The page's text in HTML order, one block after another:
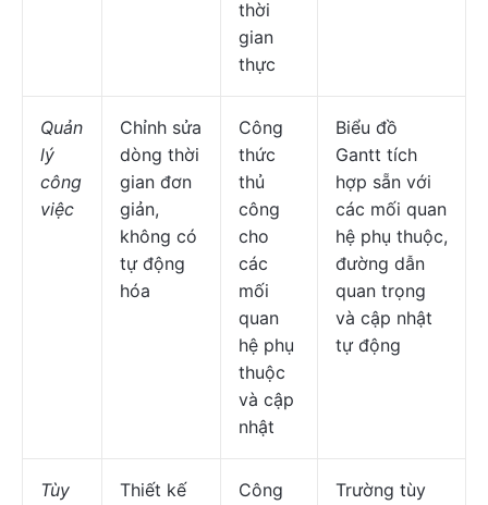
thời
gian
thực
Quản
lý
công
việc
Chỉnh sửa
dòng thời
gian đơn
giản,
không có
tự động
hóa
Công
thức
thủ
công
cho
các
mối
quan
hệ phụ
thuộc
và cập
nhật
Biểu đồ
Gantt tích
hợp sẵn với
các mối quan
hệ phụ thuộc,
đường dẫn
quan trọng
và cập nhật
tự động
Tùy
Thiết kế
Công
Trường tùy